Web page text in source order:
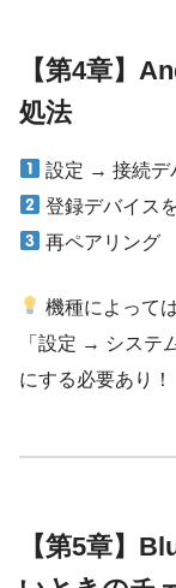
【第4章】
処法
設定 → 接続デ
登録デバイス
再ペアリング
機種によって
「設定 → システ
にする必要あり！
【第5章】